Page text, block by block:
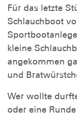
Für das letzte
Schlauchboot
kleine
angekommen
und
Wer wollte
oder eine